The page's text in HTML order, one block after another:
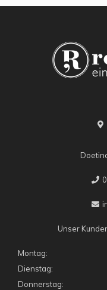
Unser
Montag:
Dienstag:
Donnerstag: